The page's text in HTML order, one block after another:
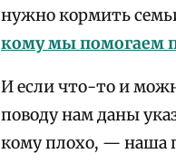
нужно кормить
кому мы помогаем
И если что-то и
поводу нам даны
кому плохо, — наша